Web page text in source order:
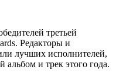
третьей
Редакторы и
лучших исполнителей,
и трек этого года.